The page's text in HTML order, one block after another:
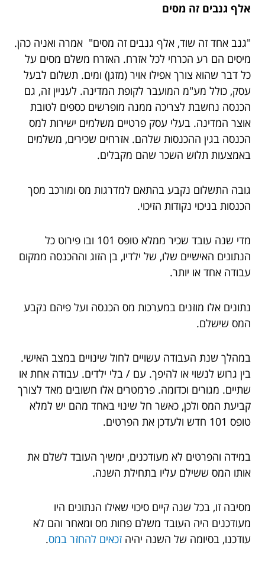
אלף גנבים זה מסים
"גנב אחד זה שוד, אלף גנבים זה מסים" אמרה ואניה כהן.
מיסים הם רע הכרחי לכל אזרח. האזרח משלם מסים על
כל דבר שהוא צורך אפילו אויר (מזגן) ומים. תשלום לבעל
עסק, כולל מע"מ המועבר לקופת המדינה. לעניין זה, גם
הכנסה נחשבת לצריכה ממנה מופרשים כספים לטובת
אוצר המדינה. בעלי עסק פרטיים משלמים ישירות למס
הכנסה בגין ההכנסות שלהם. אזרחים שכירים, משלמים
באמצעות תלוש השכר שהם מקבלים.
גובה התשלום נקבע בהתאם למדרגות מס ומורכב מסך
הכנסות בניכוי נקודות הזיכוי.
מדי שנה עובד שכיר ממלא טופס 101 ובו פירוט כל
הנתונים האישיים שלו, של ילדיו, בן הזוג וההכנסה ממקום
עבודה אחד או יותר.
נתונים אלו מוזנים במערכות מס הכנסה ועל פיהם נקבע
המס שישלם.
במהלך שנת העבודה עשויים לחול שינויים במצב האישי.
בין גרוש לנשוי או להיפך. עם / בלי ילדים. עבודה אחת או
שתיים. מגורים וכדומה. פרמטרים אלו חשובים מאד לצורך
קביעת המס ולכן, כאשר חל שינוי באחד מהם יש למלא
טופס 101 חדש ולעדכן את הפרטים.
במידה והפרטים לא מעודכנים, ימשיך העובד לשלם את
אותו המס ששילם עליו בתחילת השנה.
מסיבה זו, בכל שנה קיים סיכוי שאילו הנתונים היו
מעודכנים היה העובד משלם פחות מס ומאחר והם לא
עודכנו, בסיומה של השנה יהיה זכאים להחזר במס.